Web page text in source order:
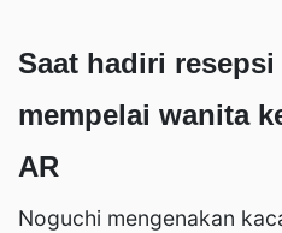
Saat hadiri
mempelai wanita
AR
Noguchi mengenakan